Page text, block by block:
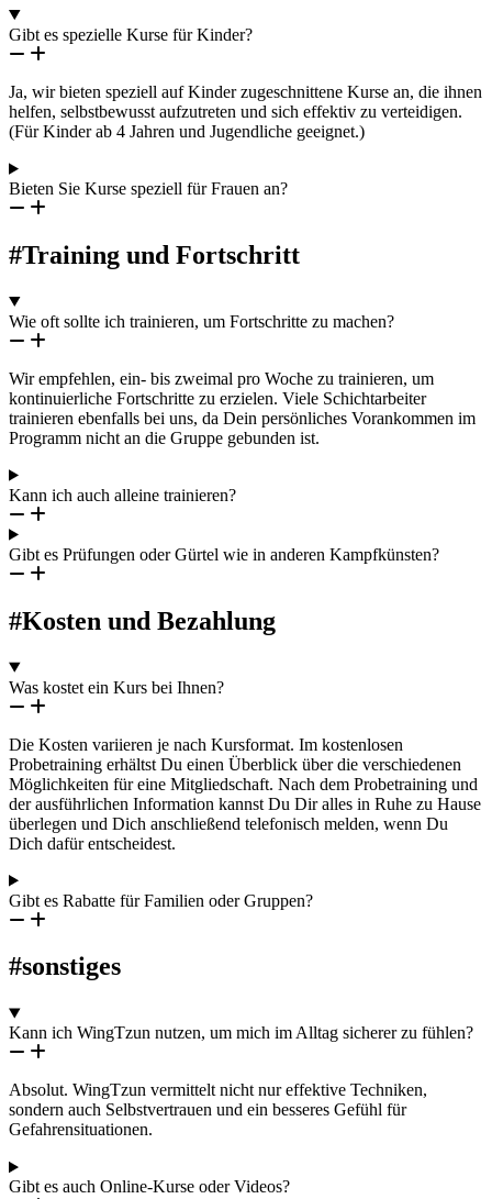
Gibt es spezielle Kurse für Kinder?
Ja, wir bieten speziell auf Kinder zugeschnittene Kurse an, die ihnen
helfen, selbstbewusst aufzutreten und sich effektiv zu verteidigen.
(Für Kinder ab 4 Jahren und Jugendliche geeignet.)
Bieten Sie Kurse speziell für Frauen an?
#Training und Fortschritt
Wie oft sollte ich trainieren, um Fortschritte zu machen?
Wir empfehlen, ein- bis zweimal pro Woche zu trainieren, um
kontinuierliche Fortschritte zu erzielen. Viele Schichtarbeiter
trainieren ebenfalls bei uns, da Dein persönliches Vorankommen im
Programm nicht an die Gruppe gebunden ist.
Kann ich auch alleine trainieren?
Gibt es Prüfungen oder Gürtel wie in anderen Kampfkünsten?
#Kosten und Bezahlung
Was kostet ein Kurs bei Ihnen?
Die Kosten variieren je nach Kursformat. Im kostenlosen
Probetraining erhältst Du einen Überblick über die verschiedenen
Möglichkeiten für eine Mitgliedschaft. Nach dem Probetraining und
der ausführlichen Information kannst Du Dir alles in Ruhe zu Hause
überlegen und Dich anschließend telefonisch melden, wenn Du
Dich dafür entscheidest.
Gibt es Rabatte für Familien oder Gruppen?
#sonstiges
Kann ich WingTzun nutzen, um mich im Alltag sicherer zu fühlen?
Absolut. WingTzun vermittelt nicht nur effektive Techniken,
sondern auch Selbstvertrauen und ein besseres Gefühl für
Gefahrensituationen.
Gibt es auch Online-Kurse oder Videos?